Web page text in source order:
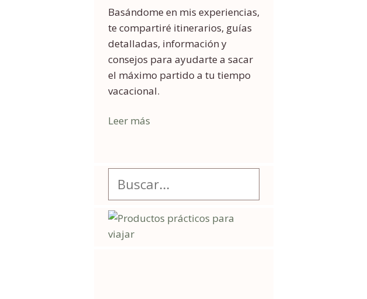
Basándome en mis experiencias,
te compartiré itinerarios, guías
detalladas, información y
consejos para ayudarte a sacar
el máximo partido a tu tiempo
vacacional.
Leer más